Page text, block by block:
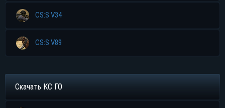
CS:S V34
CS:S V89
Скачать КС ГО